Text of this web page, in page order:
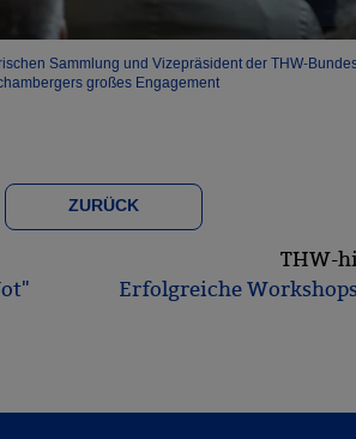
Sammlung und Vizepräsident der THW-
großes Engagement
ZURÜCK
THW-
Erfolgreiche